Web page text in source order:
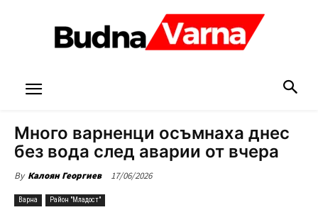
Много варненци осъмнаха днес
без вода след аварии от вчера
By Калоян Георгиев 17/06/2026
Варна Район "Младост"